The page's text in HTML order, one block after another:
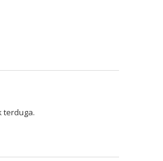
terduga.